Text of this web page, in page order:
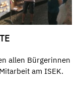
allen Bürgerinnen
am ISEK.